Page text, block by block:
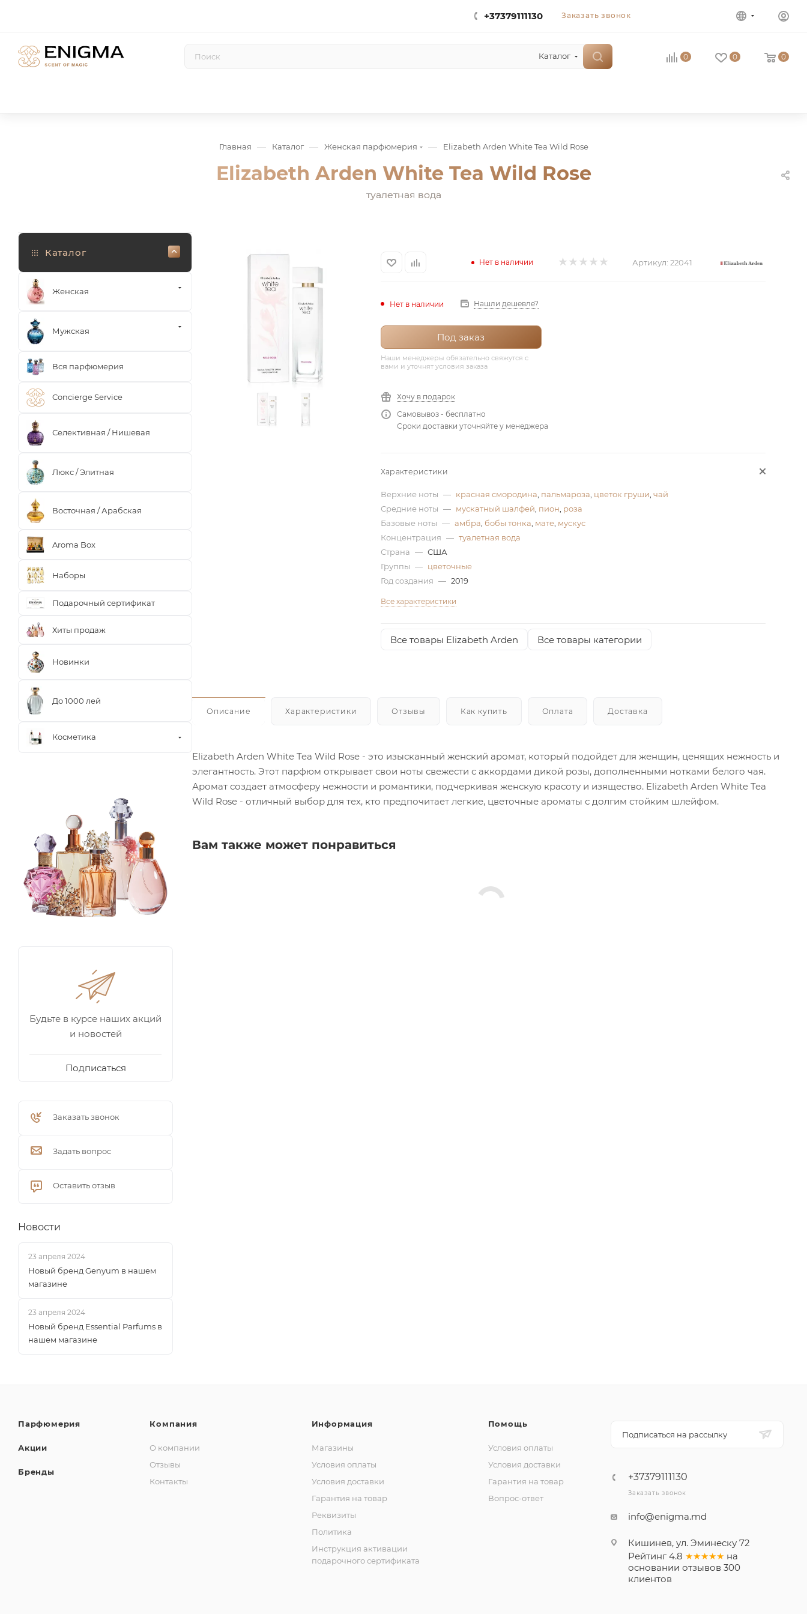
+37379111130 Заказать звонок
Каталог 0 0 0
Главная — Каталог — Женская парфюмерия — Elizabeth Arden White Tea Wild Rose
Elizabeth Arden White Tea Wild Rose
туалетная вода
Нет в наличии Артикул: 22041
Нет в наличии Нашли дешевле?
Под заказ
Наши менеджеры обязательно свяжутся с
вами и уточнят условия заказа
Хочу в подарок
Самовывоз - бесплатно
Сроки доставки уточняйте у менеджера
Характеристики
Верхние ноты — красная смородина пальмароза цветок груши чай
Средние ноты — мускатный шалфей пион роза
Базовые ноты — амбра бобы тонка мате, мускус
Концентрация — туалетная вода
Страна — США
Группы — цветочные
Год создания — 2019
Все характеристики
Все товары Elizabeth Arden Все товары категории
Описание Характеристики Отзывы Как купить Оплата Доставка
Elizabeth Arden White Tea Wild Rose - это изысканный женский аромат, который подойдет для женщин, ценящих нежность и
элегантность. Этот парфюм открывает свои ноты свежести с аккордами дикой розы, дополненными нотками белого чая.
Аромат создает атмосферу нежности и романтики, подчеркивая женскую красоту и изящество. Elizabeth Arden White Tea
Wild Rose - отличный выбор для тех, кто предпочитает легкие, цветочные ароматы с долгим стойким шлейфом.
Вам также может понравиться
Каталог
Женская
Мужская
Вся парфюмерия
Concierge Service
Селективная / Нишевая
Люкс / Элитная
Восточная / Арабская
Aroma Box
Наборы
Подарочный сертификат
Хиты продаж
Новинки
До 1000 лей
Косметика
Будьте в курсе наших акций
и новостей
Подписаться
Заказать звонок
Задать вопрос
Оставить отзыв
Новости
23 апреля 2024
Новый бренд Genyum в нашем
магазине
23 апреля 2024
Новый бренд Essential Parfums в
нашем магазине
Парфюмерия
Акции
Бренды
Компания
О компании
Отзывы
Контакты
Информация
Магазины
Условия оплаты
Условия доставки
Гарантия на товар
Реквизиты
Политика
Инструкция активации
подарочного сертификата
Помощь
Условия оплаты
Условия доставки
Гарантия на товар
Вопрос-ответ
Подписаться на рассылку
+37379111130
Заказать звонок
info@enigma.md
Кишинев, ул. Эминеску 72
Рейтинг 4.8 ★★★★★ на
основании отзывов 300
клиентов